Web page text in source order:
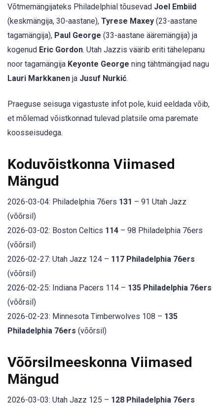
Võtmemängijateks Philadelphial tõusevad Joel Embiid
(keskmängija, 30-aastane), Tyrese Maxey (23-aastane
tagamängija), Paul George (33-aastane ääremängija) ja
kogenud Eric Gordon. Utah Jazzis väärib eriti tähelepanu
noor tagamängija Keyonte George ning tähtmängijad nagu
Lauri Markkanen ja Jusuf Nurkić.
Praeguse seisuga vigastuste infot pole, kuid eeldada võib,
et mõlemad võistkonnad tulevad platsile oma paremate
koosseisudega.
Koduvõistkonna Viimased
Mängud
2026-03-04: Philadelphia 76ers 131 – 91 Utah Jazz
(võõrsil)
2026-03-02: Boston Celtics 114 – 98 Philadelphia 76ers
(võõrsil)
2026-02-27: Utah Jazz 124 – 117 Philadelphia 76ers
(võõrsil)
2026-02-25: Indiana Pacers 114 – 135 Philadelphia 76ers
(võõrsil)
2026-02-23: Minnesota Timberwolves 108 – 135
Philadelphia 76ers (võõrsil)
Võõrsilmeeskonna Viimased
Mängud
2026-03-03: Utah Jazz 125 – 128 Philadelphia 76ers